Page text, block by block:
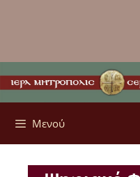
Μενού